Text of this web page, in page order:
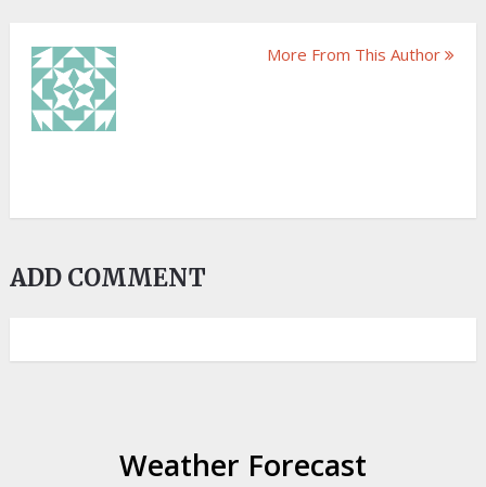
More From This Author
ADD COMMENT
Weather Forecast